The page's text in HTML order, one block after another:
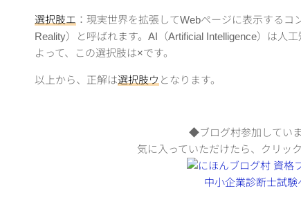
選択肢エ ：現実世界を拡張してWebページに表示する
Reality）と呼ばれます。AI（Artificial Intelligence）は人工
よって、この選択肢は×です。
以上から、正解は選択肢ウ となります。
◆ブログ村参加してい
気に入っていただけたら、クリッ